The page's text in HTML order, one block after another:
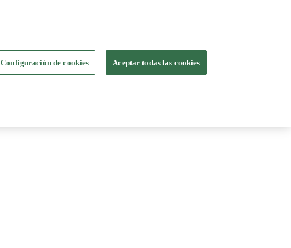
Configuración de cookies Aceptar todas las cookies